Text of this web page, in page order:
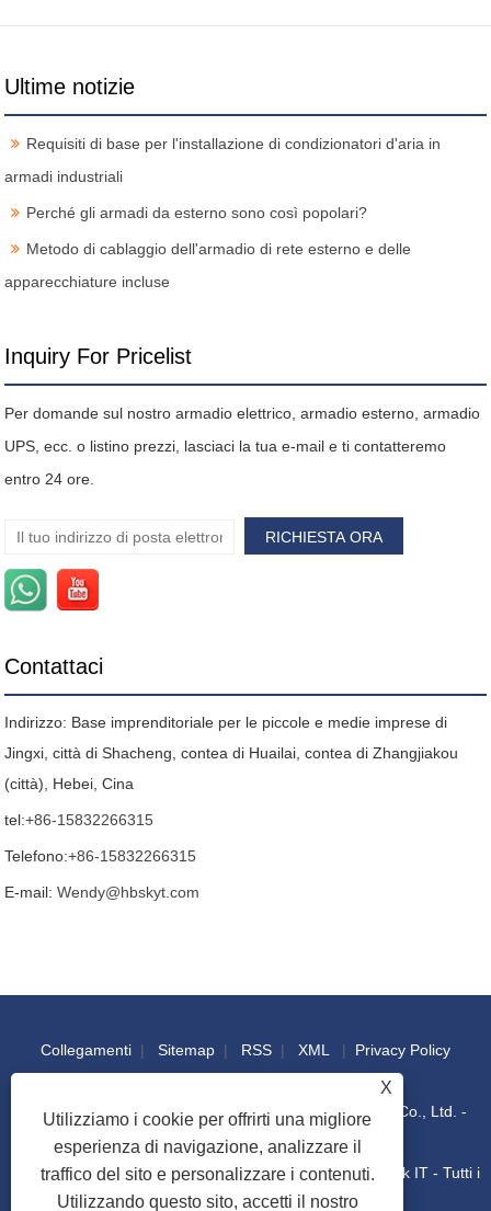
Ultime notizie
Requisiti di base per l'installazione di condizionatori d'aria in
armadi industriali
Perché gli armadi da esterno sono così popolari?
Metodo di cablaggio dell'armadio di rete esterno e delle
apparecchiature incluse
Inquiry For Pricelist
Per domande sul nostro armadio elettrico, armadio esterno, armadio
UPS, ecc. o listino prezzi, lasciaci la tua e-mail e ti contatteremo
entro 24 ore.
Contattaci
Indirizzo: Base imprenditoriale per le piccole e medie imprese di
Jingxi, città di Shacheng, contea di Huailai, contea di Zhangjiakou
(città), Hebei, Cina
tel:+86-15832266315
Telefono:+86-15832266315
E-mail:Wendy@hbskyt.com
Collegamenti | Sitemap | RSS | XML | Privacy Policy
Copyright © 2022 Hebei Shouke Yuantuo Technology Co., Ltd. -
Console industriale, scatola di distribuzione, armadio rack IT - Tutti i
X
Utilizziamo i cookie per offrirti una migliore
esperienza di navigazione, analizzare il
traffico del sito e personalizzare i contenuti.
Utilizzando questo sito, accetti il ​​nostro